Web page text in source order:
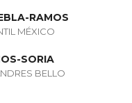
RAMOS
MÉXICO
SORIA
BELLO